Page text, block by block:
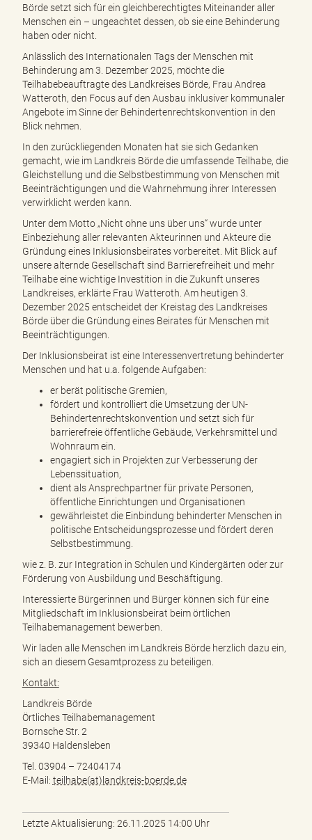
Börde setzt sich für ein gleichberechtigtes Miteinander aller
Menschen ein – ungeachtet dessen, ob sie eine Behinderung
haben oder nicht.
Anlässlich des Internationalen Tags der Menschen mit
Behinderung am 3. Dezember 2025, möchte die
Teilhabebeauftragte des Landkreises Börde, Frau Andrea
Watteroth, den Focus auf den Ausbau inklusiver kommunaler
Angebote im Sinne der Behindertenrechtskonvention in den
Blick nehmen.
In den zurückliegenden Monaten hat sie sich Gedanken
gemacht, wie im Landkreis Börde die umfassende Teilhabe, die
Gleichstellung und die Selbstbestimmung von Menschen mit
Beeinträchtigungen und die Wahrnehmung ihrer Interessen
verwirklicht werden kann.
Unter dem Motto „Nicht ohne uns über uns“ wurde unter
Einbeziehung aller relevanten Akteurinnen und Akteure die
Gründung eines Inklusionsbeirates vorbereitet. Mit Blick auf
unsere alternde Gesellschaft sind Barrierefreiheit und mehr
Teilhabe eine wichtige Investition in die Zukunft unseres
Landkreises, erklärte Frau Watteroth. Am heutigen 3.
Dezember 2025 entscheidet der Kreistag des Landkreises
Börde über die Gründung eines Beirates für Menschen mit
Beeinträchtigungen.
Der Inklusionsbeirat ist eine Interessenvertretung behinderter
Menschen und hat u.a. folgende Aufgaben:
er berät politische Gremien,
fördert und kontrolliert die Umsetzung der UN-
Behindertenrechtskonvention und setzt sich für
barrierefreie öffentliche Gebäude, Verkehrsmittel und
Wohnraum ein.
engagiert sich in Projekten zur Verbesserung der
Lebenssituation,
dient als Ansprechpartner für private Personen,
öffentliche Einrichtungen und Organisationen
gewährleistet die Einbindung behinderter Menschen in
politische Entscheidungsprozesse und fördert deren
Selbstbestimmung.
wie z. B. zur Integration in Schulen und Kindergärten oder zur
Förderung von Ausbildung und Beschäftigung.
Interessierte Bürgerinnen und Bürger können sich für eine
Mitgliedschaft im Inklusionsbeirat beim örtlichen
Teilhabemanagement bewerben.
Wir laden alle Menschen im Landkreis Börde herzlich dazu ein,
sich an diesem Gesamtprozess zu beteiligen.
Kontakt:
Landkreis Börde
Örtliches Teilhabemanagement
Bornsche Str. 2
39340 Haldensleben
Tel. 03904 – 72404174
E-Mail: teilhabe(at)landkreis-boerde.de
Letzte Aktualisierung: 26.11.2025 14:00 Uhr